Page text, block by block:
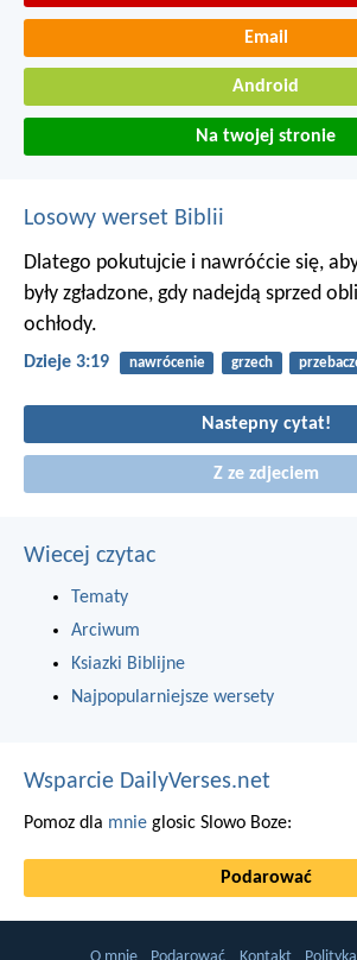
Email
Android
Na twojej stronie
Losowy werset Biblii
Dlatego pokutujcie i nawróćcie się,
były zgładzone, gdy nadejdą sprzed
ochłody.
Dzieje 3:19 nawrócenie grzech
Nastepny cytat!
Z ze zdjeciem
Wiecej czytac
Tematy
Arciwum
Ksiazki Biblijne
Najpopularniejsze wersety
Wsparcie DailyVerses.net
Pomoz dla mnie glosic Slowo Boze:
Podarować